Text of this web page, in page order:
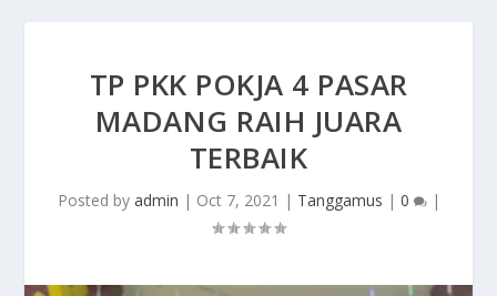
TP PKK POKJA 4 PASAR
MADANG RAIH JUARA
TERBAIK
Posted by admin | Oct 7, 2021 | Tanggamus | 0 |